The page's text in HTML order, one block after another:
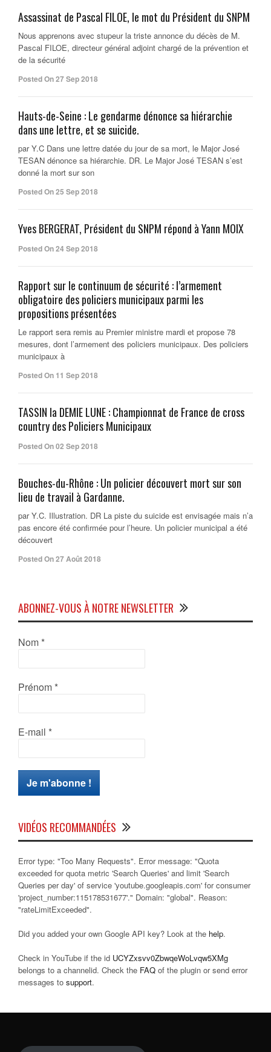
Assassinat de Pascal FILOE, le mot du Président du SNPM
Nous apprenons avec stupeur la triste annonce du décès de M.
Pascal FILOE, directeur général adjoint chargé de la prévention et
de la sécurité
Posted On 27 Sep 2018
Hauts-de-Seine : Le gendarme dénonce sa hiérarchie
dans une lettre, et se suicide.
par Y.C Dans une lettre datée du jour de sa mort, le Major José
TESAN dénonce sa hiérarchie. DR. Le Major José TESAN s’est
donné la mort sur son
Posted On 25 Sep 2018
Yves BERGERAT, Président du SNPM répond à Yann MOIX
Posted On 24 Sep 2018
Rapport sur le continuum de sécurité : l’armement
obligatoire des policiers municipaux parmi les
propositions présentées
Le rapport sera remis au Premier ministre mardi et propose 78
mesures, dont l’armement des policiers municipaux. Des policiers
municipaux à
Posted On 11 Sep 2018
TASSIN la DEMIE LUNE : Championnat de France de cross
country des Policiers Municipaux
Posted On 02 Sep 2018
Bouches-du-Rhône : Un policier découvert mort sur son
lieu de travail à Gardanne.
par Y.C. Illustration. DR La piste du suicide est envisagée mais n’a
pas encore été confirmée pour l’heure. Un policier municipal a été
découvert
Posted On 27 Août 2018
ABONNEZ-VOUS À NOTRE NEWSLETTER
Nom *
Prénom *
E-mail *
VIDÉOS RECOMMANDÉES
Error type: "Too Many Requests". Error message: "Quota
exceeded for quota metric 'Search Queries' and limit 'Search
Queries per day' of service 'youtube.googleapis.com' for consumer
'project_number:115178531677'." Domain: "global". Reason:
"rateLimitExceeded".
Did you added your own Google API key? Look at the help.
Check in YouTube if the id UCYZxsvv0ZbwqeWoLvqw5XMg
belongs to a channelid. Check the FAQ of the plugin or send error
messages to support.